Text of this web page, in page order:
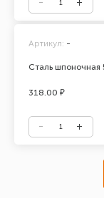
Сталь
Артикул: -
318.00 ₽